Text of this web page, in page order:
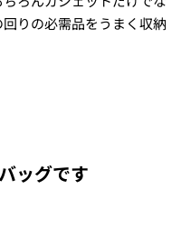
りの必需品をうまく収納
ッグです